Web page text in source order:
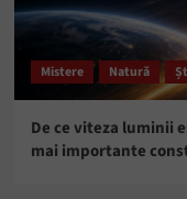
Mistere Natură
De ce viteza luminii
mai importante